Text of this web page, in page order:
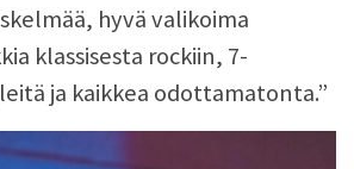
hyvä valikoima
klassisesta rockiin, 7-
ja kaikkea odottamatonta.”